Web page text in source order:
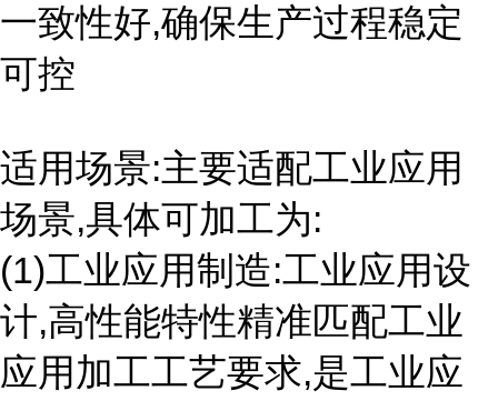
一致性好,确保生产过程稳定
可控
适用场景:主要适配工业应用
场景,具体可加工为:
(1)工业应用制造:工业应用设
计,高性能特性精准匹配工业
应用加工工艺要求,是工业应